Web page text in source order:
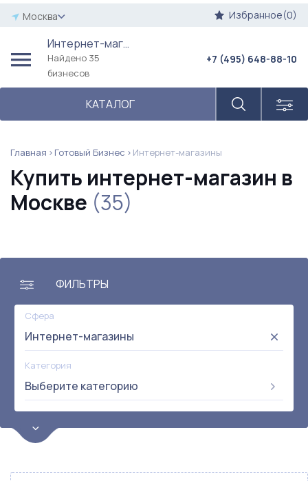
Москва Избранное(0)
Интернет-магазины
Найдено 35
бизнесов
КАТАЛОГ
+7 (495) 648-88-10
Главная Готовый Бизнес Интернет-магазины
Купить интернет-магазин в
Москве (35)
ФИЛЬТРЫ
Сфера
Интернет-магазины
Категория
Выберите категорию
Цена
от:
до: